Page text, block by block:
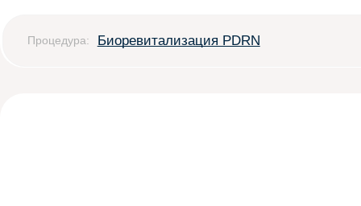
Процедура: Биоревитализация PDRN